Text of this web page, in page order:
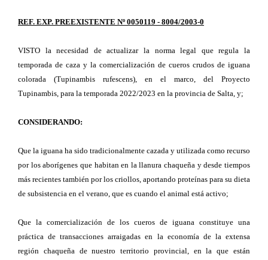
REF. EXP. PREEXISTENTE Nº 0050119 - 8004/2003-0
VISTO la necesidad de actualizar la norma legal que regula la
temporada de caza y la comercialización de cueros crudos de iguana
colorada (Tupinambis rufescens), en el marco, del Proyecto
Tupinambis, para la temporada 2022/2023 en la provincia de Salta, y;
CONSIDERANDO:
Que la iguana ha sido tradicionalmente cazada y utilizada como recurso
por los aborígenes que habitan en la llanura chaqueña y desde tiempos
más recientes también por los criollos, aportando proteínas para su dieta
de subsistencia en el verano, que es cuando el animal está activo;
Que la comercialización de los cueros de iguana constituye una
práctica de transacciones arraigadas en la economía de la extensa
región chaqueña de nuestro territorio provincial, en la que están